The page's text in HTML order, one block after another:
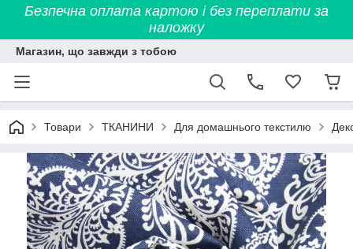
Безпечна оплата картою і без переплати за
наложку
Магазин, що завжди з тобою
Товари ТКАНИНИ Для домашнього текстилю